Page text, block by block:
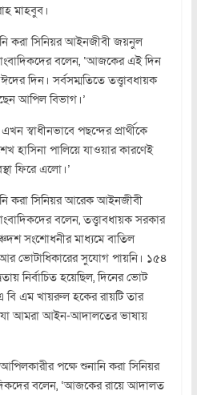
মাহবুব।
করা সিনিয়র আইনজীবী জয়নুল
বলেন, ‘আজকের এই দিন
দিন। সর্বসম্মতিতে তত্ত্বাবধায়ক
আপিল বিভাগ।’
স্বাধীনভাবে পছন্দের প্রার্থীকে
হাসিনা পালিয়ে যাওয়ার কারণেই
ফিরে এলো।’
করা সিনিয়র আরেক আইনজীবী
বলেন, তত্ত্বাবধায়ক সরকার
সংশোধনীর মাধ্যমে বাতিল
ভোটাধিকারের সুযোগ পায়নি। ১৫৪
নির্বাচিত হয়েছিল, দিনের ভোট
বি এম খায়রুল হকের রায়টি তার
যা আমরা আইন-আদালতের ভাষায়
পক্ষে শুনানি করা সিনিয়র
বলেন, ‘আজকের রায়ে আদালত